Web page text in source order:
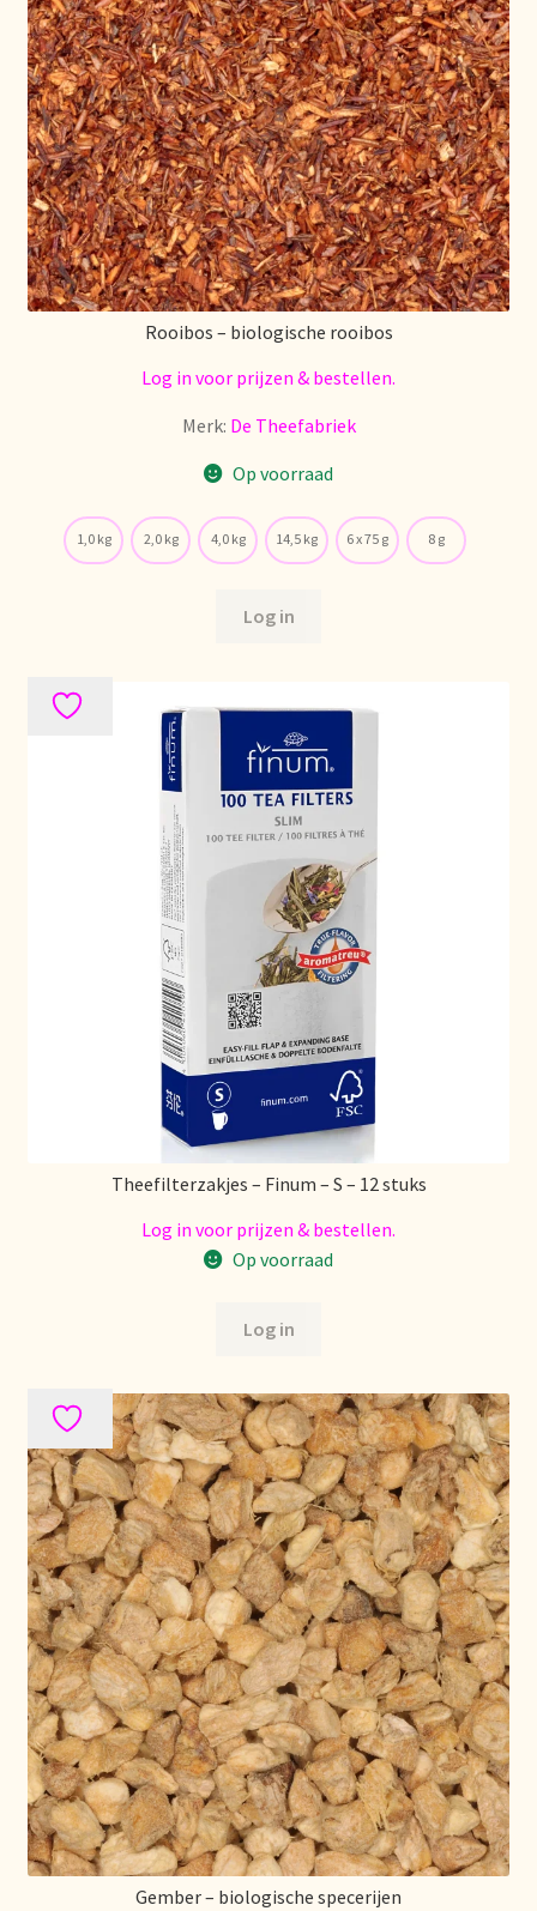
Unsere Vision von Tee
Versand und Lieferung
Verzenden en bezorgen
Voedselveiligheid
Voorraadzaken
We zijn verhuisd!
Willkommen in unserem Teegroßhandel!
Rooibos – biologische rooibos
Log in voor prijzen & bestellen.
Merk: De Theefabriek
Op voorraad
1,0 kg 2,0 kg 4,0 kg 14,5 kg 6 x 75 g 8 g
Log in
Theefilterzakjes – Finum – S – 12 stuks
Log in voor prijzen & bestellen.
Op voorraad
Log in
Gember – biologische specerijen